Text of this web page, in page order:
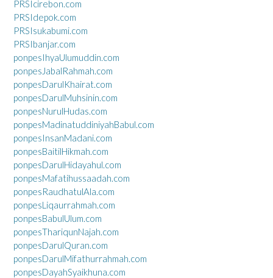
PRSIcirebon.com
PRSIdepok.com
PRSIsukabumi.com
PRSIbanjar.com
ponpesIhyaUlumuddin.com
ponpesJabalRahmah.com
ponpesDarulKhairat.com
ponpesDarulMuhsinin.com
ponpesNurulHudas.com
ponpesMadinatuddiniyahBabul.com
ponpesInsanMadani.com
ponpesBaitilHikmah.com
ponpesDarulHidayahul.com
ponpesMafatihussaadah.com
ponpesRaudhatulAla.com
ponpesLiqaurrahmah.com
ponpesBabulUlum.com
ponpesThariqunNajah.com
ponpesDarulQuran.com
ponpesDarulMifathurrahmah.com
ponpesDayahSyaikhuna.com